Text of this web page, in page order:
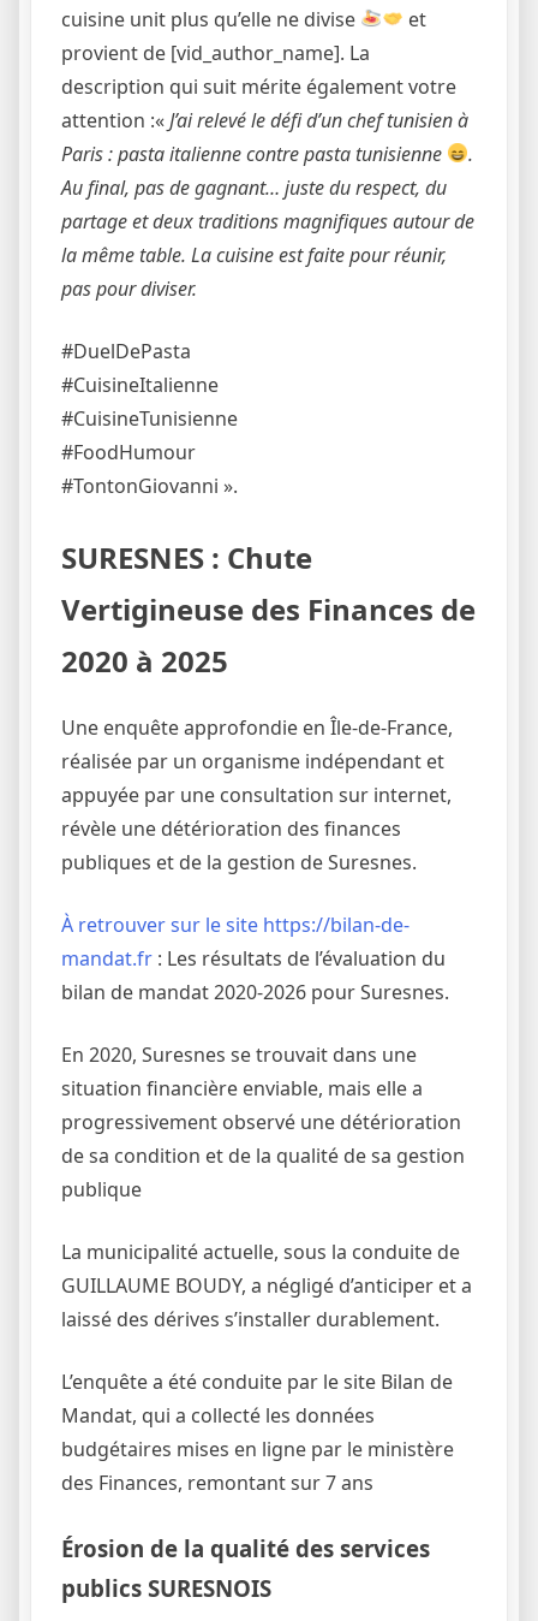
cuisine unit plus qu’elle ne divise
et
provient de [vid_author_name]. La
description qui suit mérite également votre
attention :«J’ai relevé le défi d’un chef tunisien à
Paris : pasta italienne contre pasta tunisienne
.
Au final, pas de gagnant… juste du respect, du
partage et deux traditions magnifiques autour de
la même table. La cuisine est faite pour réunir,
pas pour diviser.
#DuelDePasta
#CuisineItalienne
#CuisineTunisienne
#FoodHumour
#TontonGiovanni ».
SURESNES : Chute
Vertigineuse des Finances de
2020 à 2025
Une enquête approfondie en Île-de-France,
réalisée par un organisme indépendant et
appuyée par une consultation sur internet,
révèle une détérioration des finances
publiques et de la gestion de Suresnes.
À retrouver sur le site https://bilan-de-
mandat.fr : Les résultats de l’évaluation du
bilan de mandat 2020-2026 pour Suresnes.
En 2020, Suresnes se trouvait dans une
situation financière enviable, mais elle a
progressivement observé une détérioration
de sa condition et de la qualité de sa gestion
publique
La municipalité actuelle, sous la conduite de
GUILLAUME BOUDY, a négligé d’anticiper et a
laissé des dérives s’installer durablement.
L’enquête a été conduite par le site Bilan de
Mandat, qui a collecté les données
budgétaires mises en ligne par le ministère
des Finances, remontant sur 7 ans
Érosion de la qualité des services
publics SURESNOIS